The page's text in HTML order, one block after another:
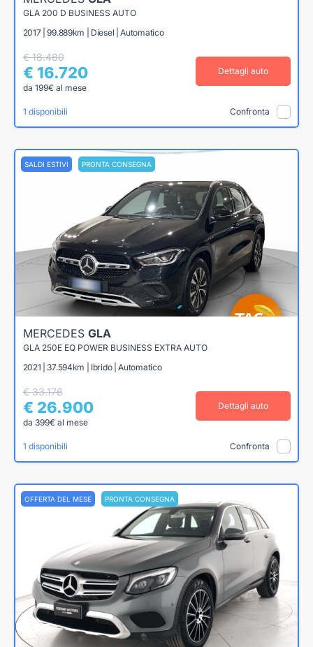
GLA 200 D BUSINESS AUTO
2017 | 99.889km | Diesel | Automatico
€ 18.480
€ 16.720
da 199€ al mese
Dettagli auto
1 disponibili Confronta
SALDI ESTIVI PRONTA CONSEGNA
MERCEDES GLA
GLA 250E EQ POWER BUSINESS EXTRA AUTO
2021 | 37.594km | Ibrido | Automatico
€ 33.176
€ 26.900
da 399€ al mese
Dettagli auto
1 disponibili Confronta
OFFERTA DEL MESE PRONTA CONSEGNA